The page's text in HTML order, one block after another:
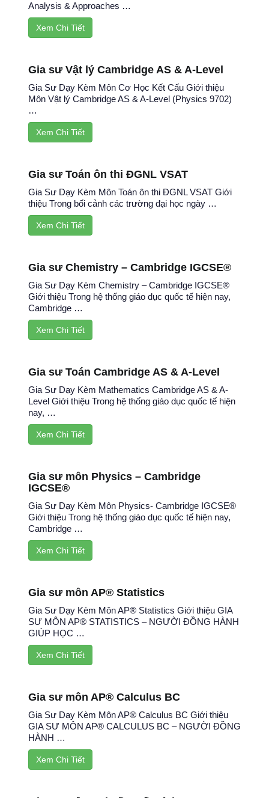
Analysis & Approaches …
Xem Chi Tiết
Gia sư Vật lý Cambridge AS & A-Level
Gia Sư Dạy Kèm Môn Cơ Học Kết Cấu Giới thiệu
Môn Vật lý Cambridge AS & A-Level (Physics 9702)
…
Xem Chi Tiết
Gia sư Toán ôn thi ĐGNL VSAT
Gia Sư Dạy Kèm Môn Toán ôn thi ĐGNL VSAT Giới
thiệu Trong bối cảnh các trường đại học ngày …
Xem Chi Tiết
Gia sư Chemistry – Cambridge IGCSE®
Gia Sư Dạy Kèm Chemistry – Cambridge IGCSE®
Giới thiệu Trong hệ thống giáo dục quốc tế hiện nay,
Cambridge …
Xem Chi Tiết
Gia sư Toán Cambridge AS & A-Level
Gia Sư Dạy Kèm Mathematics Cambridge AS & A-
Level Giới thiệu Trong hệ thống giáo dục quốc tế hiện
nay, …
Xem Chi Tiết
Gia sư môn Physics – Cambridge
IGCSE®
Gia Sư Dạy Kèm Môn Physics- Cambridge IGCSE®
Giới thiệu Trong hệ thống giáo dục quốc tế hiện nay,
Cambridge …
Xem Chi Tiết
Gia sư môn AP® Statistics
Gia Sư Dạy Kèm Môn AP® Statistics Giới thiệu GIA
SƯ MÔN AP® STATISTICS – NGƯỜI ĐỒNG HÀNH
GIÚP HỌC …
Xem Chi Tiết
Gia sư môn AP® Calculus BC
Gia Sư Dạy Kèm Môn AP® Calculus BC Giới thiệu
GIA SƯ MÔN AP® CALCULUS BC – NGƯỜI ĐỒNG
HÀNH …
Xem Chi Tiết